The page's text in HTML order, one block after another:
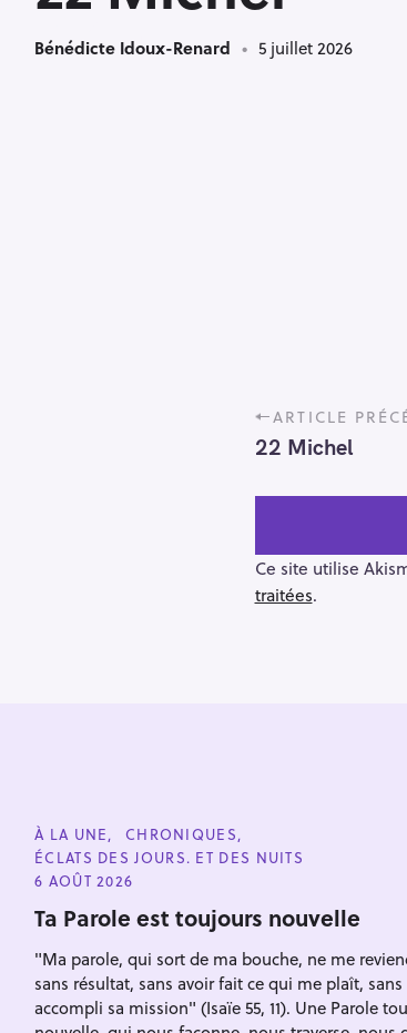
Bénédicte Idoux-Renard 5 juillet 2026
P
o
s
t
v
i
ARTICLE
22 Michel
Ce site utilise
traitées.
C
A
T
E
O
R
E
S
À LA UNE
CHRONIQUES
ÉCLATS DES JOURS. ET DES NUITS
6 AOÛT 2026
Ta Parole est toujours nouvelle
"Ma parole, qui sort de ma bouche, ne me
sans résultat, sans avoir fait ce qui me plaît,
accompli sa mission" (Isaïe 55, 11). Une Parole
c
h
e
c
h
Escape